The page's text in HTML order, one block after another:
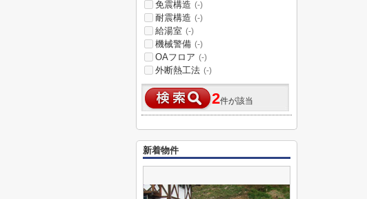
免震構造 (-)
耐震構造 (-)
給湯室 (-)
機械警備 (-)
OAフロア (-)
外断熱工法 (-)
2件が該当
新着物件